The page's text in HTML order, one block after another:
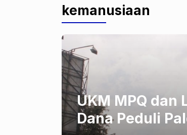
kemanusiaan
UKM MPQ dan
Dana Peduli